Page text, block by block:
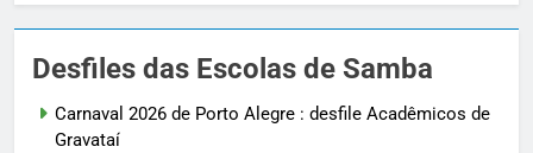
Desfiles das Escolas de Samba
Carnaval 2026 de Porto Alegre : desfile Acadêmicos de
Gravataí